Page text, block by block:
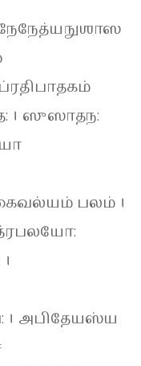
। ஸுஸாதந:
பலம் ।
। அபிதேயஸ்ய